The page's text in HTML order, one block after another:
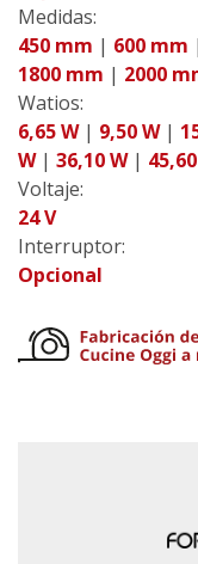
Medidas:
450 mm | 600 mm |
1800 mm | 2000
Watios:
6,65 W| 9,50 W|
W| 36,10 W|
Voltaje:
24 V
Interruptor:
Opcional